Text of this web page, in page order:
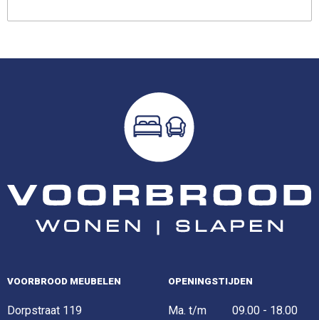
VOORBROOD MEUBELEN
Dorpstraat 119
OPENINGSTIJDEN
Ma. t/m
09.00 - 18.00